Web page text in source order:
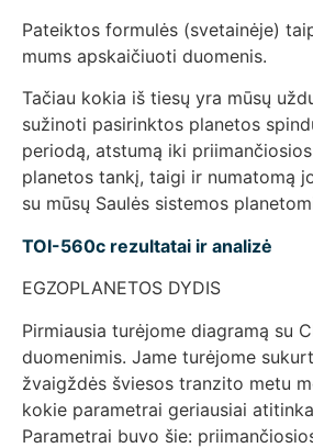
Pateiktos formulės (svetainėje)
mums apskaičiuoti duomenis.
Tačiau kokia iš tiesų yra mūsų
sužinoti pasirinktos planetos
periodą, atstumą iki
planetos tankį, taigi ir numatomą
su mūsų Saulės sistemos
TOI-560c rezultatai ir analizė
EGZOPLANETOS DYDIS
Pirmiausia turėjome diagramą su
duomenimis. Jame turėjome
žvaigždės šviesos tranzito metu
kokie parametrai geriausiai
Parametrai buvo šie: